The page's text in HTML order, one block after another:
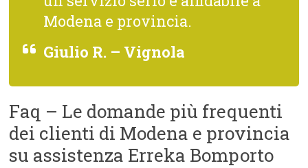
Modena e provincia.
Giulio R. – Vignola
Faq – Le domande più frequenti
dei clienti di Modena e provincia
su assistenza Erreka Bomporto